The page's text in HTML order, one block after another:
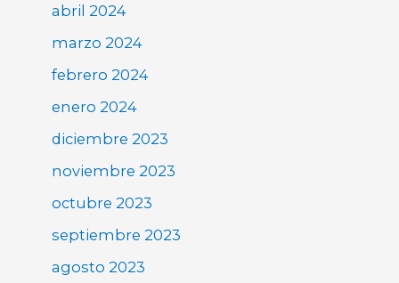
abril 2024
marzo 2024
febrero 2024
enero 2024
diciembre 2023
noviembre 2023
octubre 2023
septiembre 2023
agosto 2023